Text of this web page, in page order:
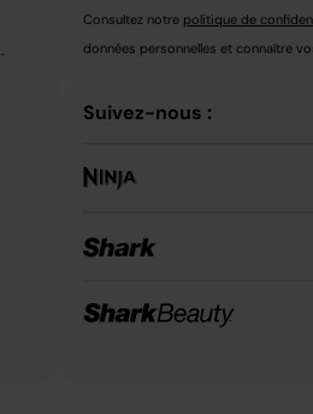
Consultez notre politique de
données personnelles et connaître
Suivez-nous :